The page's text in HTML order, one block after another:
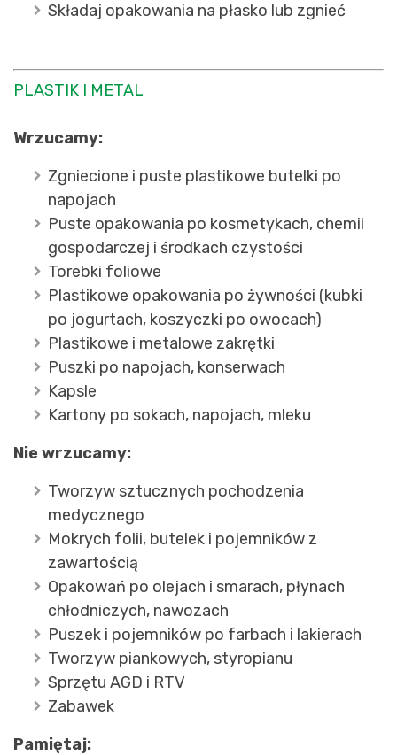
Składaj opakowania na płasko lub zgnieć
PLASTIK I METAL
Wrzucamy:
Zgniecione i puste plastikowe butelki po
napojach
Puste opakowania po kosmetykach, chemii
gospodarczej i środkach czystości
Torebki foliowe
Plastikowe opakowania po żywności (kubki
po jogurtach, koszyczki po owocach)
Plastikowe i metalowe zakrętki
Puszki po napojach, konserwach
Kapsle
Kartony po sokach, napojach, mleku
Nie wrzucamy:
Tworzyw sztucznych pochodzenia
medycznego
Mokrych folii, butelek i pojemników z
zawartością
Opakowań po olejach i smarach, płynach
chłodniczych, nawozach
Puszek i pojemników po farbach i lakierach
Tworzyw piankowych, styropianu
Sprzętu AGD i RTV
Zabawek
Pamiętaj: